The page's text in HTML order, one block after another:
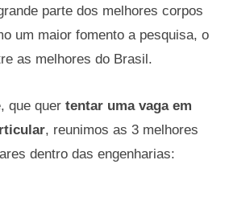
parte dos melhores corpos
um maior fomento a pesquisa, o
as melhores do Brasil.
que quer tentar uma vaga em
, reunimos as 3 melhores
dentro das engenharias: